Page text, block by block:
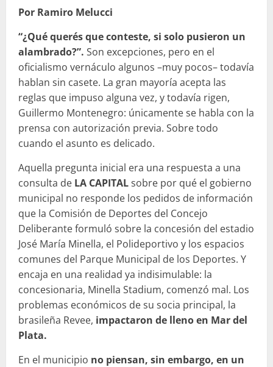
Por Ramiro Melucci
“¿Qué querés que conteste, si solo pusieron un
alambrado?”. Son excepciones, pero en el
oficialismo vernáculo algunos –muy pocos– todavía
hablan sin casete. La gran mayoría acepta las
reglas que impuso alguna vez, y todavía rigen,
Guillermo Montenegro: únicamente se habla con la
prensa con autorización previa. Sobre todo
cuando el asunto es delicado.
Aquella pregunta inicial era una respuesta a una
consulta de LA CAPITALsobre por qué el gobierno
municipal no responde los pedidos de información
que la Comisión de Deportes del Concejo
Deliberante formuló sobre la concesión del estadio
José María Minella, el Polideportivo y los espacios
comunes del Parque Municipal de los Deportes. Y
encaja en una realidad ya indisimulable: la
concesionaria, Minella Stadium, comenzó mal. Los
problemas económicos de su socia principal, la
brasileña Revee, impactaron de lleno en Mar del
Plata.
En el municipio no piensan, sin embargo, en un